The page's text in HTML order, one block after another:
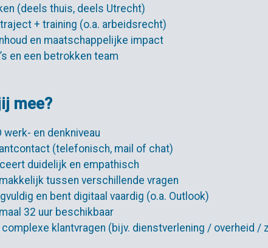
(deels thuis, deels Utrecht)
+ training (o.a. arbeidsrecht)
en maatschappelijke impact
en een betrokken team
mee?
werk- en denkniveau
(telefonisch, mail of chat)
duidelijk en empathisch
tussen verschillende vragen
en bent digitaal vaardig (o.a. Outlook)
32 uur beschikbaar
complexe klantvragen (bijv. dienstverlening / overheid /